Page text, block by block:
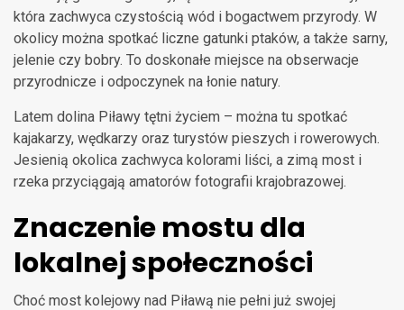
która zachwyca czystością wód i bogactwem przyrody. W
okolicy można spotkać liczne gatunki ptaków, a także sarny,
jelenie czy bobry. To doskonałe miejsce na obserwacje
przyrodnicze i odpoczynek na łonie natury.
Latem dolina Piławy tętni życiem – można tu spotkać
kajakarzy, wędkarzy oraz turystów pieszych i rowerowych.
Jesienią okolica zachwyca kolorami liści, a zimą most i
rzeka przyciągają amatorów fotografii krajobrazowej.
Znaczenie mostu dla
lokalnej społeczności
Choć most kolejowy nad Piławą nie pełni już swojej